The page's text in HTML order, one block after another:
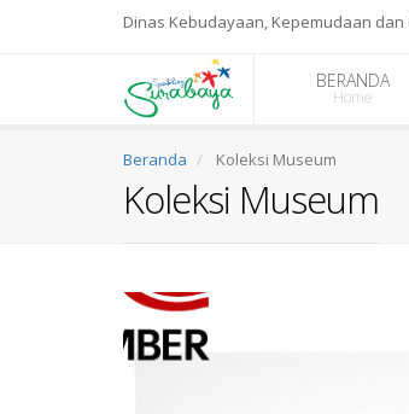
Dinas Kebudayaan, Kepemudaan
BERANDA
Home
Beranda Koleksi Museum
Koleksi Museum